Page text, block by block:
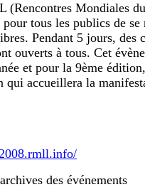
(Rencontres Mondiales
tous les publics de se
Pendant 5 jours, des
ouverts à tous. Cet
et pour la 9ème
qui accueillera la
des événements